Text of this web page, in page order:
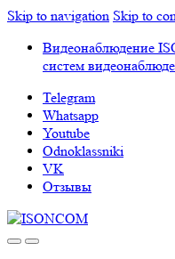
Skip to navigation Skip to
Видеонаблюдение
систем
Telegram
Whatsapp
Youtube
Odnoklassniki
VK
Отзывы